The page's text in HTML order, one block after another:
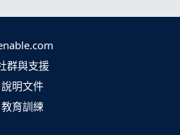
群與支援
說明文件
教育訓練